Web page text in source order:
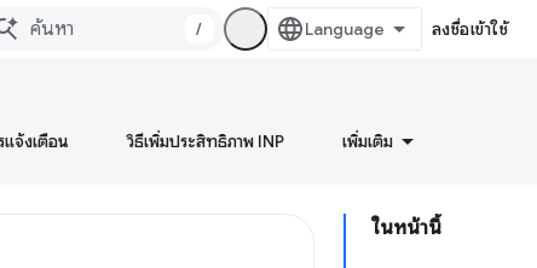
/ ลงชื่อเข้าใช้
แจ้งเตือน วิธีเพิ่มประสิทธิภาพ INP เพิ่มเติม
ในหน้านี้